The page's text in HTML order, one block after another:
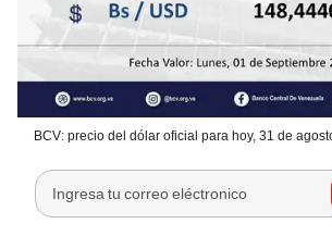
BCV: precio del dólar oficial para hoy, 31 de